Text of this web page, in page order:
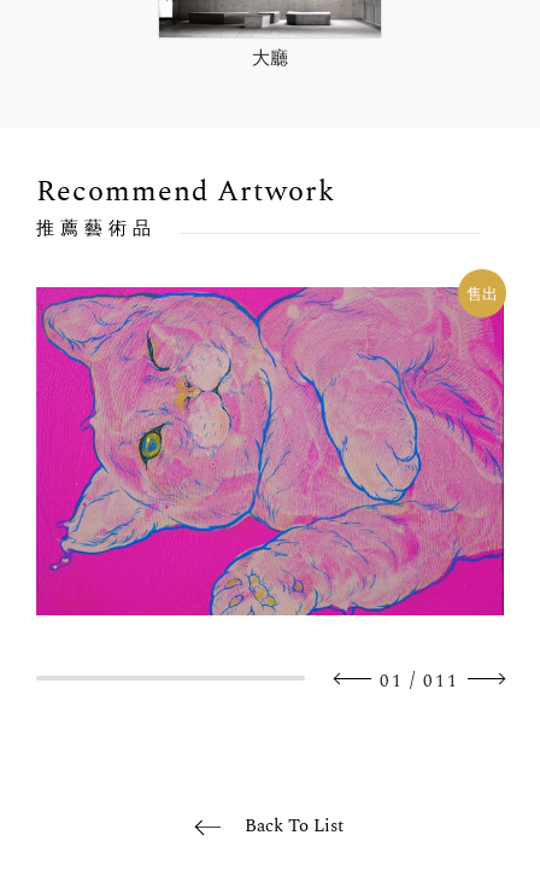
大廳
Recommend Artwork
推薦藝術品
售出
01 / 011
Back To List